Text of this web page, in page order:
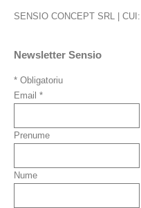
SENSIO CONCEPT SRL |
Newsletter Sensio
* Obligatoriu
Email *
Prenume
Nume